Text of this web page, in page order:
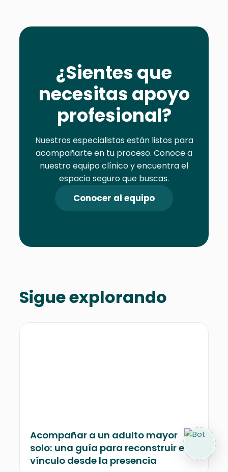
¿Sientes que
necesitas apoyo
profesional?
Nuestros especialistas están listos para
acompañarte en tu proceso. Conoce a
nuestro equipo clínico y encuentra el
espacio seguro que buscas.
Conocer al equipo
Sigue explorando
Acompañar a un adulto mayor
solo: una guía para reconstruir el
vínculo desde la presencia